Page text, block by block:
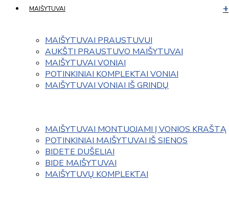
MAIŠYTUVAI
MAIŠYTUVAI PRAUSTUVUI
AUKŠTI PRAUSTUVO MAIŠYTUVAI
MAIŠYTUVAI VONIAI
POTINKINIAI KOMPLEKTAI VONIAI
MAIŠYTUVAI VONIAI IŠ GRINDŲ
MAIŠYTUVAI MONTUOJAMI Į VONIOS KRAŠTĄ
POTINKINIAI MAIŠYTUVAI IŠ SIENOS
BIDETE DUŠELIAI
BIDE MAIŠYTUVAI
MAIŠYTUVŲ KOMPLEKTAI